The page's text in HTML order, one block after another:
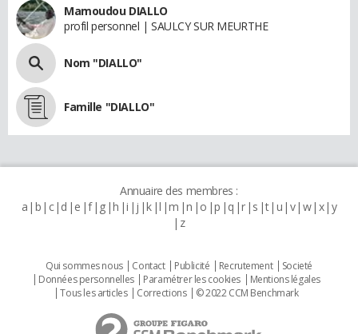
Mamoudou DIALLO
profil personnel | SAULCY SUR MEURTHE
Nom "DIALLO"
Famille "DIALLO"
Annuaire des membres :
a b c d e f g h i j k l m n o p q r s t u v w x y
z
Qui sommes nous Contact Publicité Recrutement
Societé
Données personnelles
Paramétrer les cookies
Mentions légales
Tous les articles
Corrections © 2022 CCM Benchmark